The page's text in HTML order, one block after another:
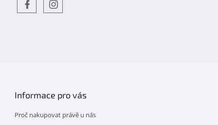
Informace pro vás
Proč nakupovat právě u nás